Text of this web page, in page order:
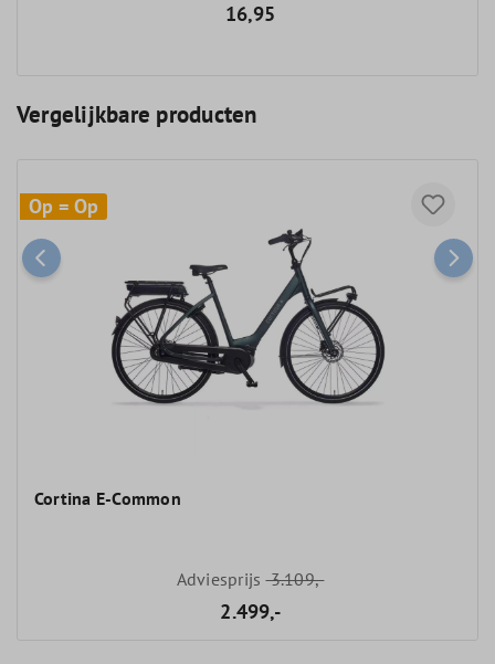
16,95
Vergelijkbare producten
Op = Op
Cortina E-Common
Adviesprijs3.109,-
2.499,-